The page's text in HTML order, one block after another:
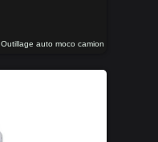
Outillage auto moco camion